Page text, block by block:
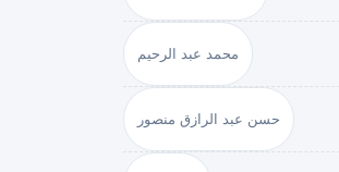
محمد عبد الرحيم
حسن عبد الرازق منصور